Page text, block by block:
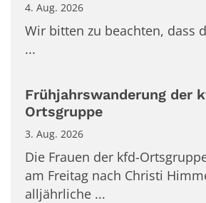
4. Aug. 2026
Wir bitten zu beachten, dass
...
Frühjahrswanderung der
Ortsgruppe
3. Aug. 2026
Die Frauen der kfd-
am Freitag nach Christi
alljährliche ...